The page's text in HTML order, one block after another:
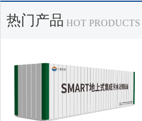
热门产品 HOT PRODUCTS